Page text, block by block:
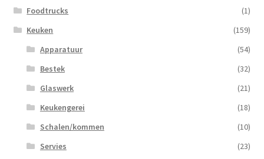
Foodtrucks
(1)
Keuken
(159)
Apparatuur
(54)
Bestek
(32)
Glaswerk
(21)
Keukengerei
(18)
Schalen/kommen
(10)
Servies
(23)